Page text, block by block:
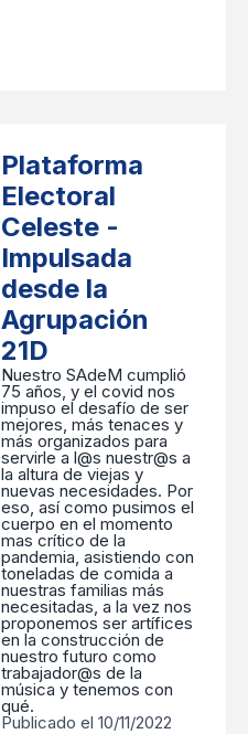
Plataforma
Electoral
Celeste -
Impulsada
desde la
Agrupación
21D
Nuestro SAdeM cumplió
75 años, y el covid nos
impuso el desafío de ser
mejores, más tenaces y
más organizados para
servirle a l@s nuestr@s a
la altura de viejas y
nuevas necesidades. Por
eso, así como pusimos el
cuerpo en el momento
mas crítico de la
pandemia, asistiendo con
toneladas de comida a
nuestras familias más
necesitadas, a la vez nos
proponemos ser artífices
en la construcción de
nuestro futuro como
trabajador@s de la
música y tenemos con
qué.
Publicado el 10/11/2022